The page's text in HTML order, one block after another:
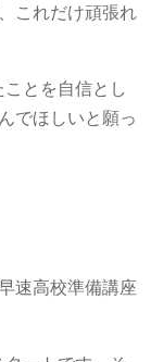
これだけ頑張れ
とを自信とし
でほしいと願っ
速高校準備講座